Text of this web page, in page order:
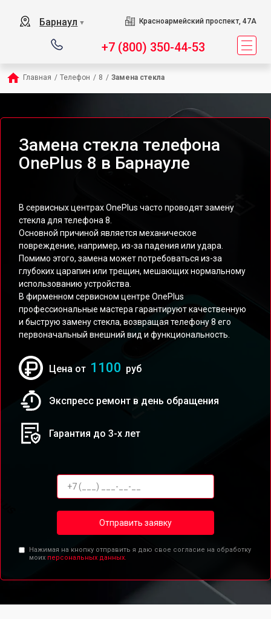
Барнаул ▼ Красноармейский проспект, 47А
+7 (800) 350-44-53
Главная / Телефон / 8 / Замена стекла
Замена стекла телефона
OnePlus 8 в Барнауле
В сервисных центрах OnePlus часто проводят замену
стекла для телефона 8.
Основной причиной является механическое
повреждение, например, из-за падения или удара.
Помимо этого, замена может потребоваться из-за
глубоких царапин или трещин, мешающих нормальному
использованию устройства.
В фирменном сервисном центре OnePlus
профессиональные мастера гарантируют качественную
и быструю замену стекла, возвращая телефону 8 его
первоначальный внешний вид и функциональность.
Цена от 1100 руб
Экспресс ремонт в день обращения
Гарантия до 3-х лет
Отправить заявку
Нажимая на кнопку отправить я даю свое согласие на обработку
моих персональных данных.